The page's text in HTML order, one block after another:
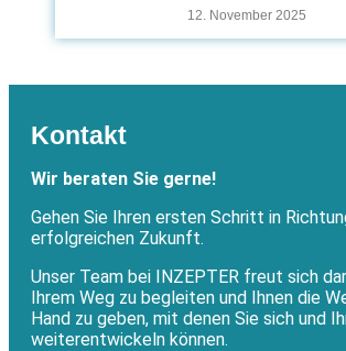
12. November 2025
Kontakt
Wir beraten Sie gerne!
Gehen Sie Ihren ersten Schritt in
erfolgreichen Zukunft.
Unser Team bei INZEPTER freut sich
Ihrem Weg zu begleiten und Ihnen die
Hand zu geben, mit denen Sie sich und
weiterentwickeln können.